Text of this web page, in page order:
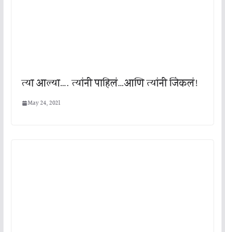
त्या आल्या…. त्यांनी पाहिलं…आणि त्यांनी जिंकलं!
May 24, 2021